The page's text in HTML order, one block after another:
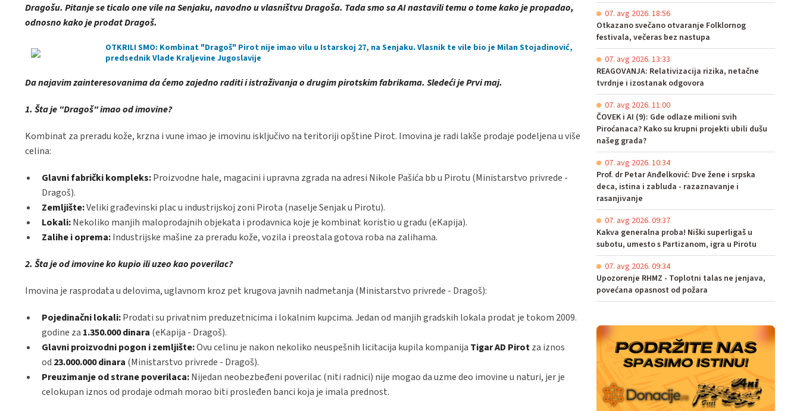
Dragošu. Pitanje se ticalo one vile na Senjaku, navodno u vlasništvu Dragoša. Tada smo sa AI nastavili temu o tome kako je propadao,
odnosno kako je prodat Dragoš.
OTKRILI SMO: Kombinat "Dragoš" Pirot nije imao vilu u Istarskoj 27, na Senjaku. Vlasnik te vile bio je Milan Stojadinović,
predsednik Vlade Kraljevine Jugoslavije
Da najavim zainteresovanima da ćemo zajedno raditi i istraživanja o drugim pirotskim fabrikama. Sledeći je Prvi maj.
1. Šta je "Dragoš" imao od imovine?
Kombinat za preradu kože, krzna i vune imao je imovinu isključivo na teritoriji opštine Pirot. Imovina je radi lakše prodaje podeljena u više
celina:
Glavni fabrički kompleks:Proizvodne hale, magacini i upravna zgrada na adresi Nikole Pašića bb u Pirotu (Ministarstvo privrede -
Dragoš).
Zemljište:Veliki građevinski plac u industrijskoj zoni Pirota (naselje Senjak u Pirotu).
Lokali:Nekoliko manjih maloprodajnih objekata i prodavnica koje je kombinat koristio u gradu (eKapija).
Zalihe i oprema:Industrijske mašine za preradu kože, vozila i preostala gotova roba na zalihama.
2. Šta je od imovine ko kupio ili uzeo kao poverilac?
Imovina je rasprodata u delovima, uglavnom kroz pet krugova javnih nadmetanja (Ministarstvo privrede - Dragoš):
Pojedinačni lokali:Prodati su privatnim preduzetnicima i lokalnim kupcima. Jedan od manjih gradskih lokala prodat je tokom 2009.
godine za 1.350.000 dinara (eKapija - Dragoš).
Glavni proizvodni pogon i zemljište:Ovu celinu je nakon nekoliko neuspešnih licitacija kupila kompanija Tigar AD Pirotza iznos
od 23.000.000 dinara (Ministarstvo privrede - Dragoš).
Preuzimanje od strane poverilaca:Nijedan neobezbeđeni poverilac (niti radnici) nije mogao da uzme deo imovine u naturi, jer je
celokupan iznos od prodaje odmah morao biti prosleđen banci koja je imala prednost.
07. avg 2026. 18:56
Otkazano svečano otvaranje Folklornog
festivala, večeras bez nastupa
07. avg 2026. 13:33
REAGOVANJA: Relativizacija rizika, netačne
tvrdnje i izostanak odgovora
07. avg 2026. 11:00
ČOVEK i AI (9): Gde odlaze milioni svih
Piroćanaca? Kako su krupni projekti ubili dušu
našeg grada?
07. avg 2026. 10:34
Prof. dr Petar Anđelković: Dve žene i srpska
deca, istina i zabluda - razaznavanje i
rasanjivanje
07. avg 2026. 09:37
Kakva generalna proba! Niški superligaš u
subotu, umesto s Partizanom, igra u Pirotu
07. avg 2026. 09:34
Upozorenje RHMZ - Toplotni talas ne jenjava,
povećana opasnost od požara